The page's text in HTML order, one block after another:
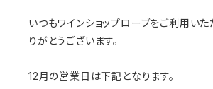
いつもワインショップローブをご利用い
りがとうございます。
12月の営業日は下記となります。